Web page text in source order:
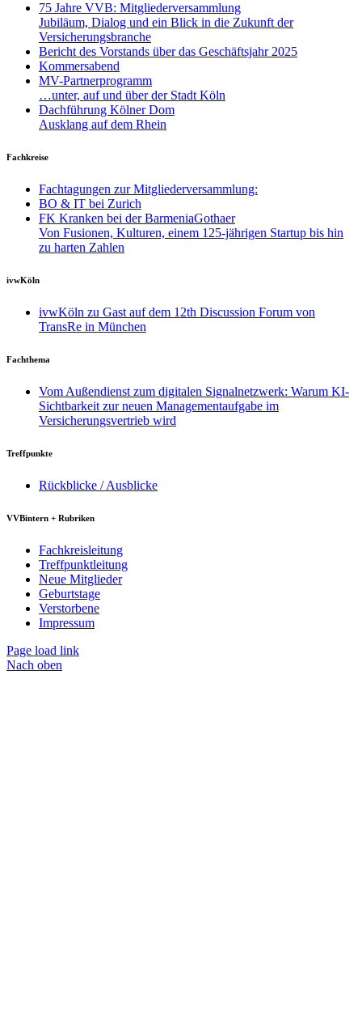
75 Jahre VVB: Mitgliederversammlung
Jubiläum, Dialog und ein Blick in die Zukunft der
Versicherungsbranche
Bericht des Vorstands über das Geschäftsjahr 2025
Kommersabend
MV-Partnerprogramm
…unter, auf und über der Stadt Köln
Dachführung Kölner Dom
Ausklang auf dem Rhein
Fachkreise
Fachtagungen zur Mitgliederversammlung:
BO & IT bei Zurich
FK Kranken bei der BarmeniaGothaer
Von Fusionen, Kulturen, einem 125-jährigen Startup bis hin
zu harten Zahlen
ivwKöln
ivwKöln zu Gast auf dem 12th Discussion Forum von
TransRe in München
Fachthema
Vom Außendienst zum digitalen Signalnetzwerk: Warum KI-
Sichtbarkeit zur neuen Managementaufgabe im
Versicherungsvertrieb wird
Treffpunkte
Rückblicke / Ausblicke
VVBintern + Rubriken
Fachkreisleitung
Treffpunktleitung
Neue Mitglieder
Geburtstage
Verstorbene
Impressum
Page load link
Nach oben